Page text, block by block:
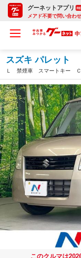
グーネットアプリ
メアド不要で問い合わ
スズキ パレット
Ｌ 禁煙車 スマートキー Ｃ
このクルマは